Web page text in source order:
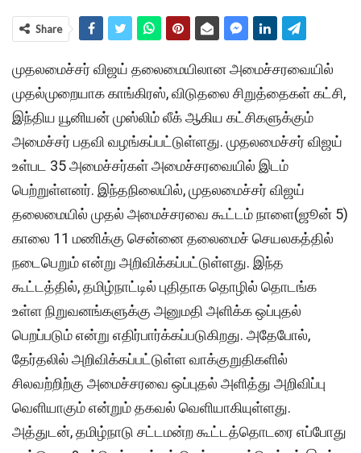
Share
முதலமைச்சர் விஜய் தலைமையிலான அமைச்சரவையில்
முதல்முறையாக காங்கிரஸ், விடுதலை சிறுத்தைகள் கட்சி,
இந்திய யூனியன் முஸ்லிம் லீக் ஆகிய கட்சிகளுக்கும்
அமைச்சர் பதவி வழங்கப்பட்டுள்ளது. முதலமைச்சர் விஜய்
உள்பட 35 அமைச்சர்கள் அமைச்சரவையில் இடம்
பெற்றுள்ளனர். இந்தநிலையில், முதலமைச்சர் விஜய்
தலைமையில் முதல் அமைச்சரவை கூட்டம் நாளை(ஜூன் 5)
காலை 11 மணிக்கு சென்னை தலைமைச் செயலகத்தில்
நடைபெறும் என்று அறிவிக்கப்பட்டுள்ளது. இந்த
கூட்டத்தில், தமிழ்நாட்டில் புதிதாக தொழில் தொடங்க
உள்ள நிறுவனங்களுக்கு அனுமதி அளிக்க ஒப்புதல்
பெறப்படும் என்று எதிர்பார்க்கப்படுகிறது. அதேபோல்,
தேர்தலில் அறிவிக்கப்பட்டுள்ள வாக்குறுதிகளில்
சிலவற்றிற்கு அமைச்சரவை ஒப்புதல் அளித்து அறிவிப்பு
வெளியாகும் என்றும் தகவல் வெளியாகியுள்ளது.
அத்துடன், தமிழ்நாடு சட்டமன்ற கூட்டத்தொடரை எப்போது